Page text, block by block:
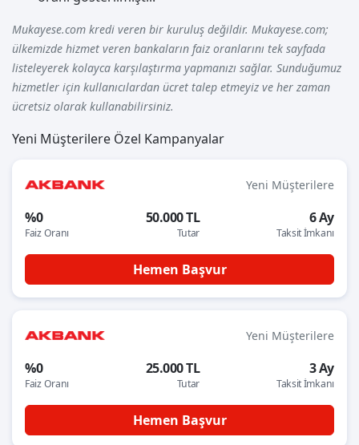
Mukayese.com kredi veren bir kuruluş değildir. Mukayese.com;
ülkemizde hizmet veren bankaların faiz oranlarını tek sayfada
listeleyerek kolayca karşılaştırma yapmanızı sağlar. Sunduğumuz
hizmetler için kullanıcılardan ücret talep etmeyiz ve her zaman
ücretsiz olarak kullanabilirsiniz.
Yeni Müşterilere Özel Kampanyalar
Yeni Müşterilere
%0
Faiz Oranı
50.000 TL
Tutar
6 Ay
Taksit İmkanı
Hemen Başvur
Yeni Müşterilere
%0
Faiz Oranı
25.000 TL
Tutar
3 Ay
Taksit İmkanı
Hemen Başvur